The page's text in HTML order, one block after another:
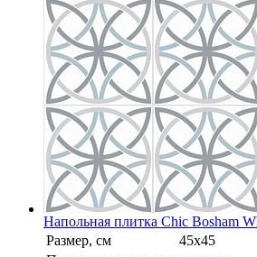
Напольная плитка Chic Bosham
Размер, см
45x45